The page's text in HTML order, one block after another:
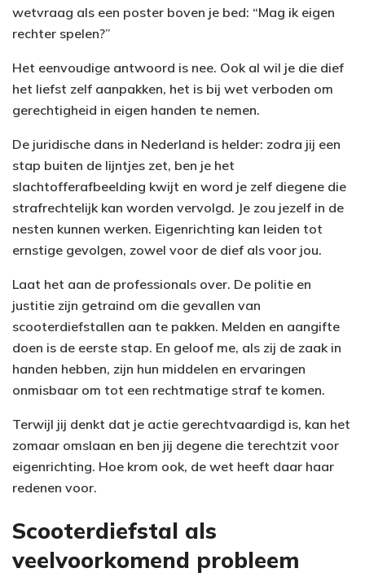
wetvraag als een poster boven je bed: “Mag ik eigen
rechter spelen?”
Het eenvoudige antwoord is nee. Ook al wil je die dief
het liefst zelf aanpakken, het is bij wet verboden om
gerechtigheid in eigen handen te nemen.
De juridische dans in Nederland is helder: zodra jij een
stap buiten de lijntjes zet, ben je het
slachtofferafbeelding kwijt en word je zelf diegene die
strafrechtelijk kan worden vervolgd. Je zou jezelf in de
nesten kunnen werken. Eigenrichting kan leiden tot
ernstige gevolgen, zowel voor de dief als voor jou.
Laat het aan de professionals over. De politie en
justitie zijn getraind om die gevallen van
scooterdiefstallen aan te pakken. Melden en aangifte
doen is de eerste stap. En geloof me, als zij de zaak in
handen hebben, zijn hun middelen en ervaringen
onmisbaar om tot een rechtmatige straf te komen.
Terwijl jij denkt dat je actie gerechtvaardigd is, kan het
zomaar omslaan en ben jij degene die terechtzit voor
eigenrichting. Hoe krom ook, de wet heeft daar haar
redenen voor.
Scooterdiefstal als
veelvoorkomend probleem